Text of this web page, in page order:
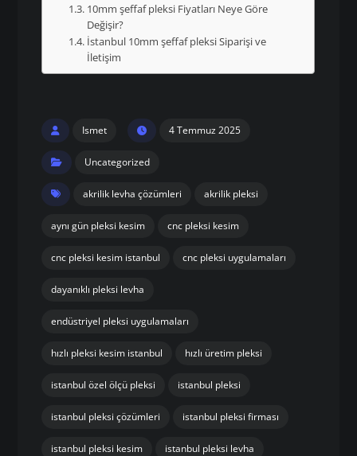
10mm şeffaf pleksi Fiyatları Neye Göre
Değişir?
İstanbul 10mm şeffaf pleksi Siparişi ve
İletişim
Ismet 4 Temmuz 2025
Uncategorized
akrilik levha çözümleri akrilik pleksi
aynı gün pleksi kesim cnc pleksi kesim
cnc pleksi kesim istanbul cnc pleksi uygulamaları
dayanıklı pleksi levha
endüstriyel pleksi uygulamaları
hızlı pleksi kesim istanbul hızlı üretim pleksi
istanbul özel ölçü pleksi istanbul pleksi
istanbul pleksi çözümleri istanbul pleksi firması
istanbul pleksi kesim istanbul pleksi levha